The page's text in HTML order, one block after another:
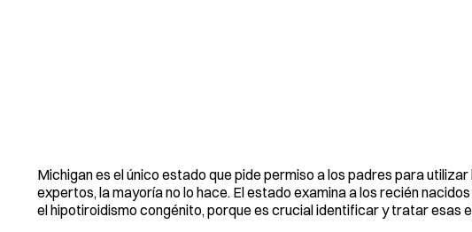
Michigan es el único estado que pide permiso a los padres para
expertos, la mayoría no lo hace. El estado examina a los recién
el hipotiroidismo congénito, porque es crucial identificar y tratar esas